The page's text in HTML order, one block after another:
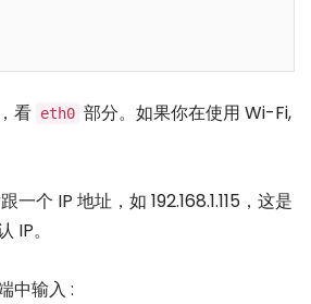
看 eth0 部分。如果你在使用 Wi-Fi,
跟一个 IP 地址，如 192.168.1.115，这是
IP。
中输入 :